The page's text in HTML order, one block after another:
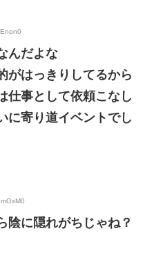
んだよな
がはっきりしてるから
仕事として依頼こなし
に寄り道イベントでし
陰に隠れがちじゃね？